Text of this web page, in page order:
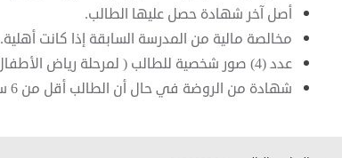
أصل آخر شهادة حصل عليها الطالب.
مخالصة مالية من المدرسة السابقة إذا كانت أهلية.
عدد (4) صور شخصية للطالب ( لمرحلة رياض الأطفال ).
شهادة من الروضة في حال أن الطالب أقل من 6 سنوات ب 180 يوما وتوصية لإلحاقه بالصف الأول.